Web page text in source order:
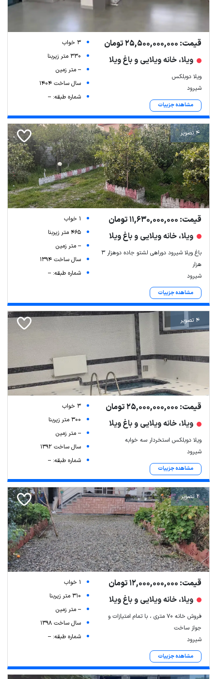
قیمت: 25,500,000,000 تومان
ویلا، خانه ویلایی و باغ ویلا
ویلا دوبلکس
شیرود
مشاهده جزییات
3 خواب
330 متر زیربنا
-- متر زمین
سال ساخت 1404
شماره طبقه: --
4 تصویر
قیمت: 11,630,000,000 تومان
ویلا، خانه ویلایی و باغ ویلا
باغ ویلا شیرود دوراهی لشتو جاده دوهزار ۳
هزار
شیرود
مشاهده جزییات
1 خواب
465 متر زیربنا
-- متر زمین
سال ساخت 1394
شماره طبقه: --
4 تصویر
قیمت: 25,000,000,000 تومان
ویلا، خانه ویلایی و باغ ویلا
ویلا دوبلکس استخردار سه خوابه
شیرود
مشاهده جزییات
3 خواب
300 متر زیربنا
-- متر زمین
سال ساخت 1392
شماره طبقه: --
2 تصویر
قیمت: 12,000,000,000 تومان
ویلا، خانه ویلایی و باغ ویلا
فروش خانه ۷۰ متری ، با تمام امتیازات و
جواز ساخت
شیرود
مشاهده جزییات
1 خواب
310 متر زیربنا
-- متر زمین
سال ساخت 1398
شماره طبقه: --